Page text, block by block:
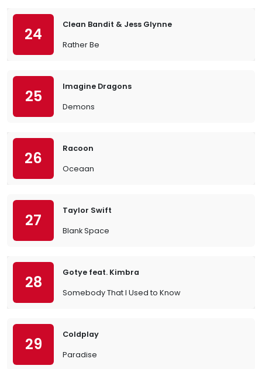
24
Clean Bandit & Jess Glynne
Rather Be
25
Imagine Dragons
Demons
26
Racoon
Oceaan
27
Taylor Swift
Blank Space
28
Gotye feat. Kimbra
Somebody That I Used to Know
29
Coldplay
Paradise